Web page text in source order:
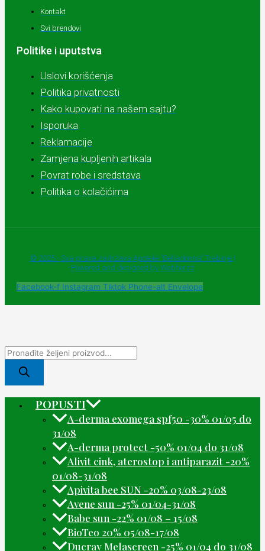
Kontakt
Svi brendovi
Politike i uputstva
Uslovi korišćenja
Politika privatnosti
Kako kupovati na našem sajtu?
Isporuka
Reklamacije
Zamjena kupljenih artikala
Povrat robe i sredstava
Politika o kolačićima
© 2025 - Sva prava zadržava Apoteke "Belladonna" Trebinje |
Powered and designed by Webherzz
Facebook-f Instagram Tiktok Phone-alt Envelope
POPUSTI
A-derma exomega spf50 -30% 01/05 do
31/08
A-derma protect -50% 01/04 do 31/08
Alivit cink, aterostop i antiparazit -20%
01/08-31/08
Apivita bee SUN -20% 03/08-23/08
Avene sun -25% 01/04-31/08
Babe sun -22% 01/08 – 15/08
BioTeo 20% 05/08-17/08
Ducray Melascreen -25% 01/04 do 31/08